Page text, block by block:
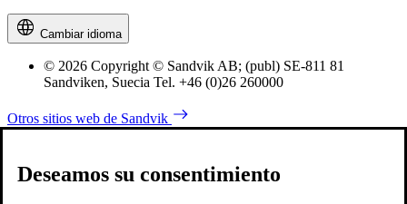
Cambiar idioma
© 2026 Copyright © Sandvik AB; (publ) SE-811 81
Sandviken, Suecia Tel. +46 (0)26 260000
Otros sitios web de Sandvik
Deseamos su consentimiento